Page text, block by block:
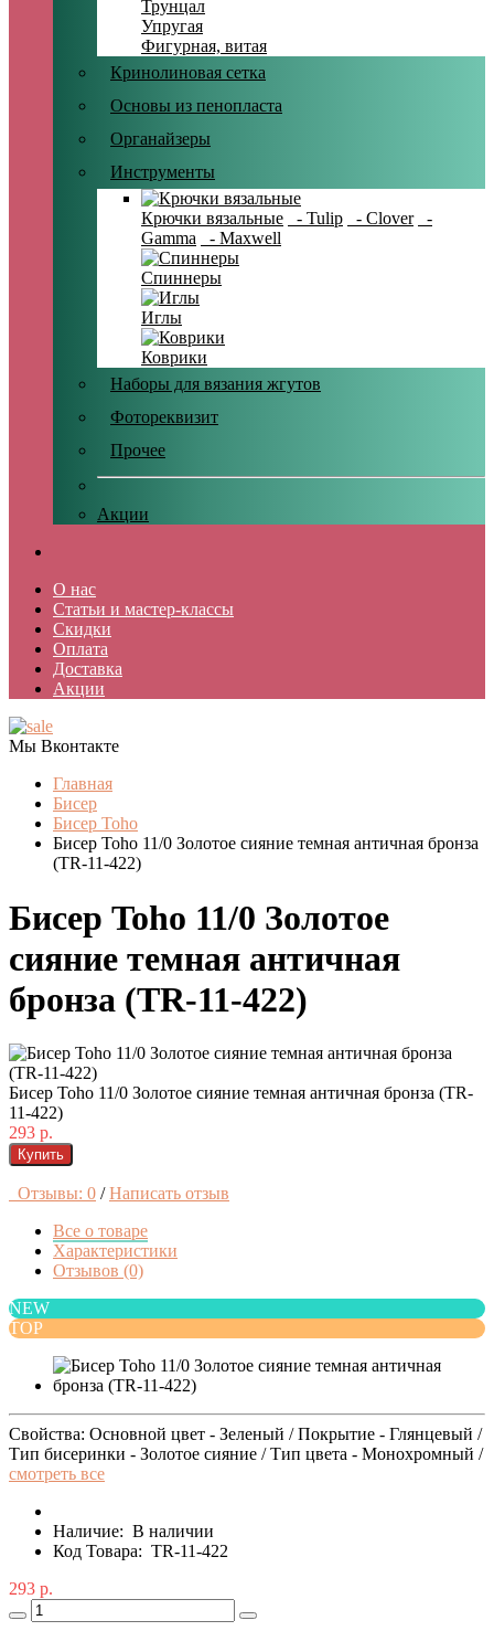
Трунцал
Упругая
Фигурная, витая
Кринолиновая сетка
Основы из пенопласта
Органайзеры
Инструменты
Крючки вязальные - Tulip - Clover
-
Gamma
- Maxwell
Спиннеры
Иглы
Коврики
Наборы для вязания жгутов
Фотореквизит
Прочее
Акции
О нас
Статьи и мастер-классы
Скидки
Оплата
Доставка
Акции
Мы Вконтакте
Главная
Бисер
Бисер Toho
Бисер Toho 11/0 Золотое сияние темная античная бронза
(TR-11-422)
Бисер Toho 11/0 Золотое
сияние темная античная
бронза (TR-11-422)
Бисер Toho 11/0 Золотое сияние темная античная бронза (TR-
11-422)
293 р.
Купить
Отзывы: 0 / Написать отзыв
Все о товаре
Характеристики
Отзывов (0)
NEW
TOP
Свойства: Основной цвет - Зеленый / Покрытие - Глянцевый /
Тип бисеринки - Золотое сияние / Тип цвета - Монохромный /
смотреть все
Наличие: В наличии
Код Товара: TR-11-422
293 р.